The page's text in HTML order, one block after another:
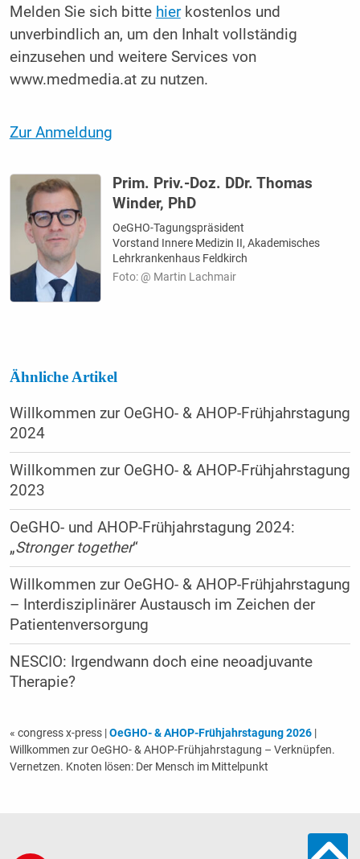
Melden Sie sich bitte hierkostenlos und
unverbindlich an, um den Inhalt vollständig
einzusehen und weitere Services von
www.medmedia.at zu nutzen.
Zur Anmeldung
Prim. Priv.-Doz. DDr. Thomas
Winder, PhD
OeGHO-Tagungspräsident
Vorstand Innere Medizin II, Akademisches
Lehrkrankenhaus Feldkirch
Foto: @ Martin Lachmair
Ähnliche Artikel
Willkommen zur OeGHO- & AHOP-Frühjahrstagung
2024
Willkommen zur OeGHO- & AHOP-Frühjahrstagung
2023
OeGHO- und AHOP-Frühjahrstagung 2024:
„Stronger together“
Willkommen zur OeGHO- & AHOP-Frühjahrstagung
– Interdisziplinärer Austausch im Zeichen der
Patientenversorgung
NESCIO: Irgendwann doch eine neoadjuvante
Therapie?
« congress x-press |OeGHO- & AHOP-Frühjahrstagung 2026|
Willkommen zur OeGHO- & AHOP-Frühjahrstagung – Verknüpfen.
Vernetzen. Knoten lösen: Der Mensch im Mittelpunkt